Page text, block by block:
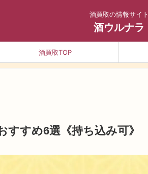
酒買取の情報サイト
酒ウルナラ
酒買取TOP
すすめ6選《持ち込み可》